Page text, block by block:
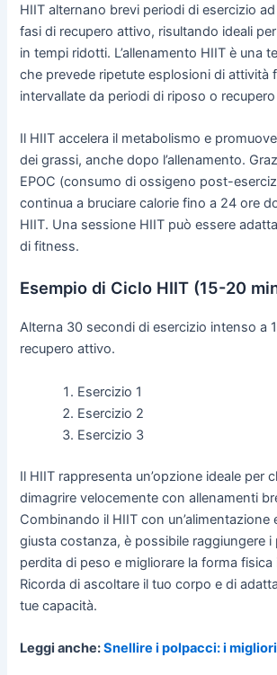
HIIT alternano brevi periodi di esercizio
fasi di recupero attivo, risultando ideali
in tempi ridotti. L’allenamento HIIT è una
che prevede ripetute esplosioni di attività
intervallate da periodi di riposo o
Il HIIT accelera il metabolismo e
dei grassi, anche dopo l’allenamento.
EPOC (consumo di ossigeno post-
continua a bruciare calorie fino a 24 ore
HIIT. Una sessione HIIT può essere
di fitness.
Esempio di Ciclo HIIT (15-20
Alterna 30 secondi di esercizio intenso a
recupero attivo.
Esercizio 1
Esercizio 2
Esercizio 3
Il HIIT rappresenta un’opzione ideale per
dimagrire velocemente con allenamenti
Combinando il HIIT con un’alimentazione
giusta costanza, è possibile raggiungere
perdita di peso e migliorare la forma fisica
Ricorda di ascoltare il tuo corpo e di
tue capacità.
Leggi anche:Snellire i polpacci: i